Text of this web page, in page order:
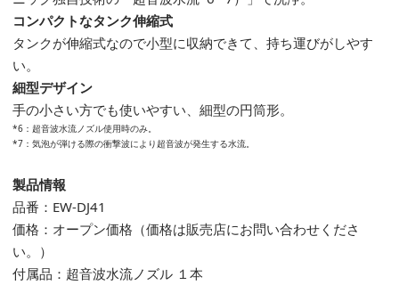
コンパクトなタンク伸縮式
タンクが伸縮式なので小型に収納できて、持ち運びがしやす
い。
細型デザイン
手の小さい方でも使いやすい、細型の円筒形。
*6：超音波水流ノズル使用時のみ。
*7：気泡が弾ける際の衝撃波により超音波が発生する水流。
製品情報
品番：EW-DJ41
価格：オープン価格（価格は販売店にお問い合わせくださ
い。）
付属品：超音波水流ノズル １本